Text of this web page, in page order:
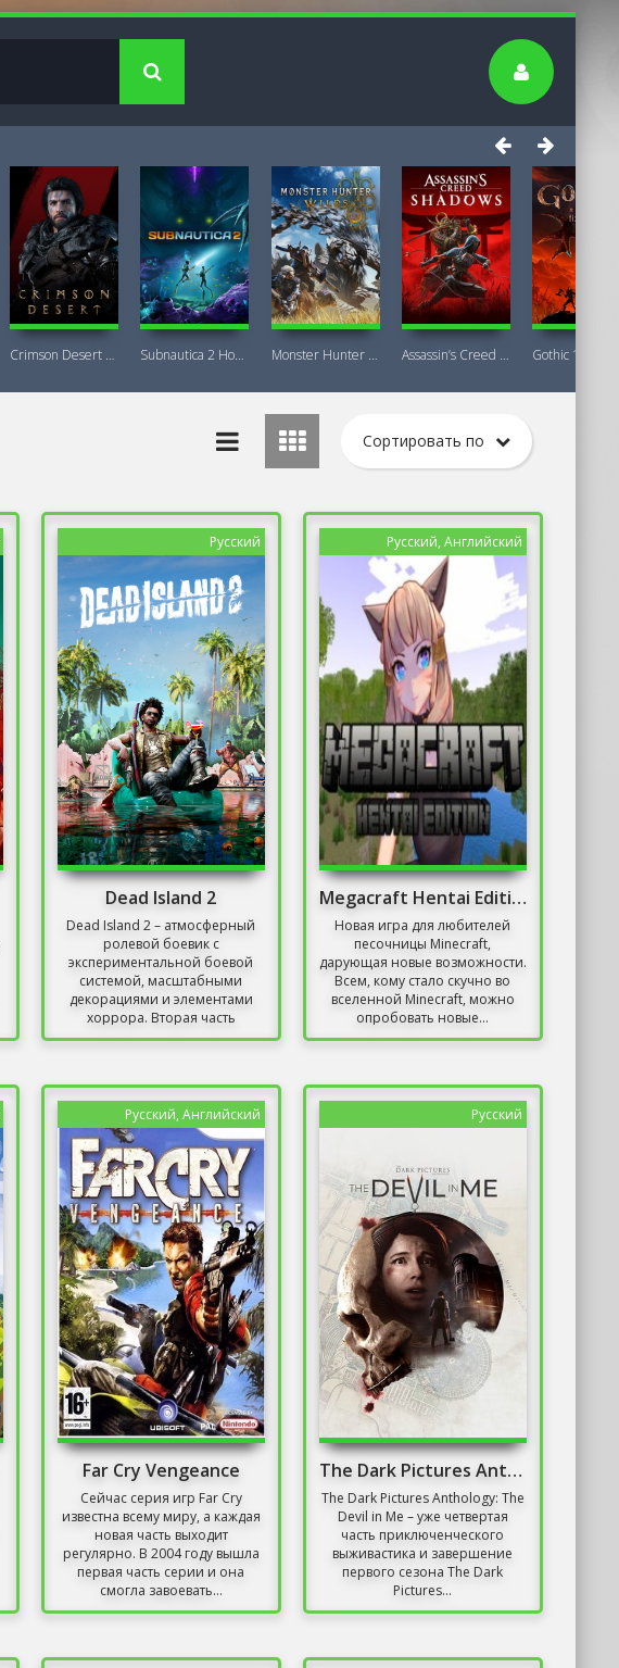
Crimson Desert Deluxe Edition Subnautica 2 Новая версия Monster Hunter Wilds Premium Deluxe Assassin’s Creed Shadows Premium Edition
Русский
Dead Island 2
Dead Island 2 – атмосферный
ролевой боевик с
экспериментальной боевой
системой, масштабными
декорациями и элементами
хоррора. Вторая часть
развивает...
Русский, Английский
Megacraft Hentai Edition
Новая игра для любителей
песочницы Minecraft,
дарующая новые возможности.
Всем, кому стало скучно во
вселенной Minecraft, можно
опробовать новые...
Русский, Английский
Far Cry Vengeance
Сейчас серия игр Far Cry
известна всему миру, а каждая
новая часть выходит
регулярно. В 2004 году вышла
первая часть серии и она
смогла завоевать...
Русский
The Dark Pictures Anthology: The Devil In Me
The Dark Pictures Anthology: The
Devil in Me – уже четвертая
часть приключенческого
выживастика и завершение
первого сезона The Dark
Pictures...